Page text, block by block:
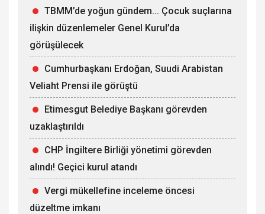
TBMM’de yoğun gündem... Çocuk suçlarına
ilişkin düzenlemeler Genel Kurul’da
görüşülecek
Cumhurbaşkanı Erdoğan, Suudi Arabistan
Veliaht Prensi ile görüştü
Etimesgut Belediye Başkanı görevden
uzaklaştırıldı
CHP İngiltere Birliği yönetimi görevden
alındı! Geçici kurul atandı
Vergi mükellefine inceleme öncesi
düzeltme imkanı